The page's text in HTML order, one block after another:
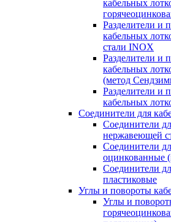
кабельных
Разделители и
кабельных
стали INOX
Разделители и
кабельных
(метод
Разделители и
кабельных
Соединители для
Соединители
нержавеющей
Соединители
оцинкованные
Соединители
пластиковые
Углы и повороты
Углы и